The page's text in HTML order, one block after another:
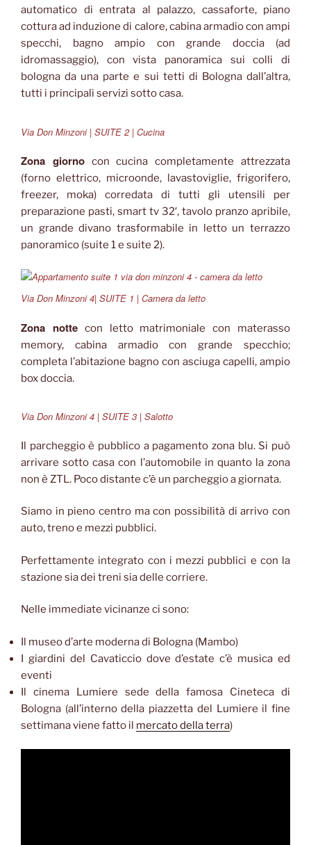
automatico di entrata al palazzo, cassaforte, piano
cottura ad induzione di calore, cabina armadio con ampi
specchi, bagno ampio con grande doccia (ad
idromassaggio), con vista panoramica sui colli di
bologna da una parte e sui tetti di Bologna dall’altra,
tutti i principali servizi sotto casa.
Via Don Minzoni | SUITE 2 | Cucina
Zona giornocon cucina completamente attrezzata
(forno elettrico, microonde, lavastoviglie, frigorifero,
freezer, moka) corredata di tutti gli utensili per
preparazione pasti, smart tv 32′, tavolo pranzo apribile,
un grande divano trasformabile in letto un terrazzo
panoramico (suite 1 e suite 2).
Via Don Minzoni 4| SUITE 1 | Camera da letto
Zona nottecon letto matrimoniale con materasso
memory, cabina armadio con grande specchio;
completa l’abitazione bagno con asciuga capelli, ampio
box doccia.
Via Don Minzoni 4 | SUITE 3 | Salotto
Il parcheggio è pubblico a pagamento zona blu. Si può
arrivare sotto casa con l’automobile in quanto la zona
non è ZTL. Poco distante c’è un parcheggio a giornata.
Siamo in pieno centro ma con possibilità di arrivo con
auto, treno e mezzi pubblici.
Perfettamente integrato con i mezzi pubblici e con la
stazione sia dei treni sia delle corriere.
Nelle immediate vicinanze ci sono:
Il museo d’arte moderna di Bologna (Mambo)
I giardini del Cavaticcio dove d’estate c’è musica ed
eventi
Il cinema Lumiere sede della famosa Cineteca di
Bologna (all’interno della piazzetta del Lumiere il fine
settimana viene fatto il mercato della terra)